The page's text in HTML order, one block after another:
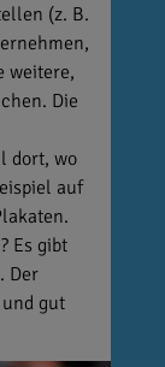
(z. B.
weitere,
Die
dort, wo
auf
Es gibt
Der
gut